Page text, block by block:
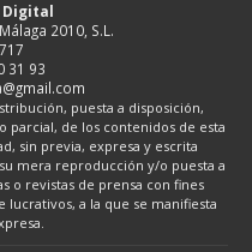
Digital
2010, S.L.
31 93
puesta a disposición,
parcial, de los contenidos de esta
sin previa, expresa y escrita
mera reproducción y/o puesta a
o revistas de prensa con fines
a la que se manifiesta